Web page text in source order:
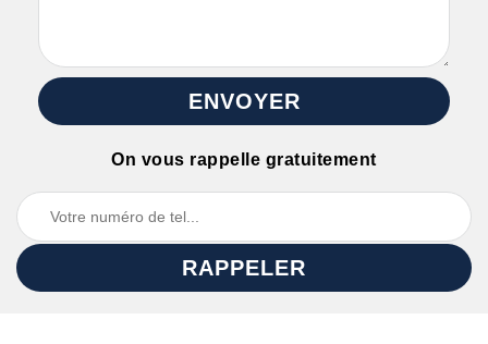
On vous rappelle gratuitement